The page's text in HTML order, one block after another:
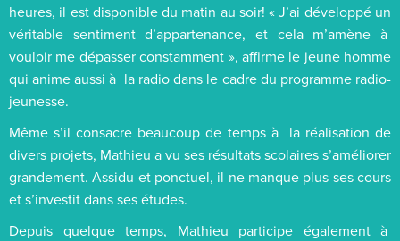
heures, il est disponible du matin au soir! « J’ai développé un
véritable sentiment d’appartenance, et cela m’amène à
vouloir me dépasser constamment », affirme le jeune homme
qui anime aussi à la radio dans le cadre du programme radio-
jeunesse.
Même s’il consacre beaucoup de temps à la réalisation de
divers projets, Mathieu a vu ses résultats scolaires s’améliorer
grandement. Assidu et ponctuel, il ne manque plus ses cours
et s’investit dans ses études.
Depuis quelque temps, Mathieu participe également à